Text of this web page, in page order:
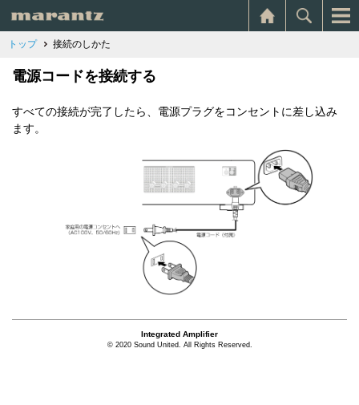
トップ 接続のしかた
電源コードを接続する
すべての接続が完了したら、電源プラグをコンセントに差し込み
ます。
Integrated Amplifier
© 2020 Sound United. All Rights Reserved.